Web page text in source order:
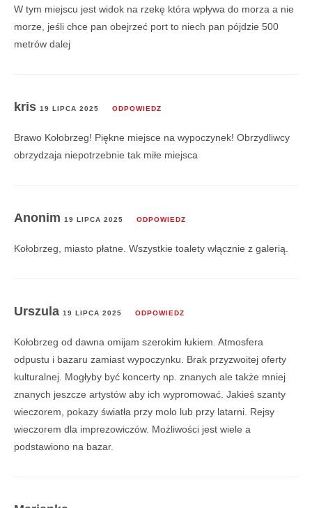
W tym miejscu jest widok na rzekę która wpływa do morza a nie
morze, jeśli chce pan obejrzeć port to niech pan pójdzie 500
metrów dalej
kris 19 LIPCA 2025 ODPOWIEDZ
Brawo Kołobrzeg! Piękne miejsce na wypoczynek! Obrzydliwcy
obrzydzaja niepotrzebnie tak miłe miejsca
Anonim 19 LIPCA 2025 ODPOWIEDZ
Kołobrzeg, miasto płatne. Wszystkie toalety włącznie z galerią.
Urszula 19 LIPCA 2025 ODPOWIEDZ
Kołobrzeg od dawna omijam szerokim łukiem. Atmosfera
odpustu i bazaru zamiast wypoczynku. Brak przyzwoitej oferty
kulturalnej. Mogłyby być koncerty np. znanych ale także mniej
znanych jeszcze artystów aby ich wypromować. Jakieś szanty
wieczorem, pokazy światła przy molo lub przy latarni. Rejsy
wieczorem dla imprezowiczów. Możliwości jest wiele a
podstawiono na bazar.